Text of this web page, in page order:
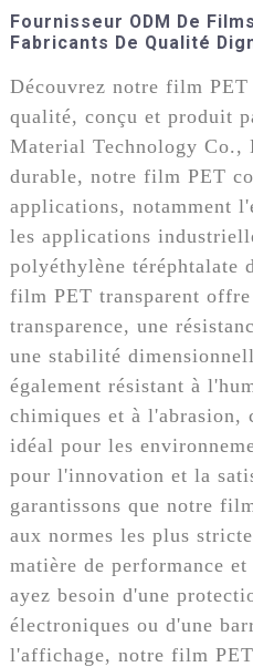
Fournisseur ODM De
Fabricants De Qualité
Découvrez notre film PET
qualité, conçu et produit
Material Technology Co.,
durable, notre film PET
applications, notamment
les applications
polyéthylène téréphtalate
film PET transparent
transparence, une
une stabilité
également résistant à
chimiques et à l'abrasion,
idéal pour les
pour l'innovation et la
garantissons que notre
aux normes les plus
matière de performance
ayez besoin d'une
électroniques ou d'une
l'affichage, notre film